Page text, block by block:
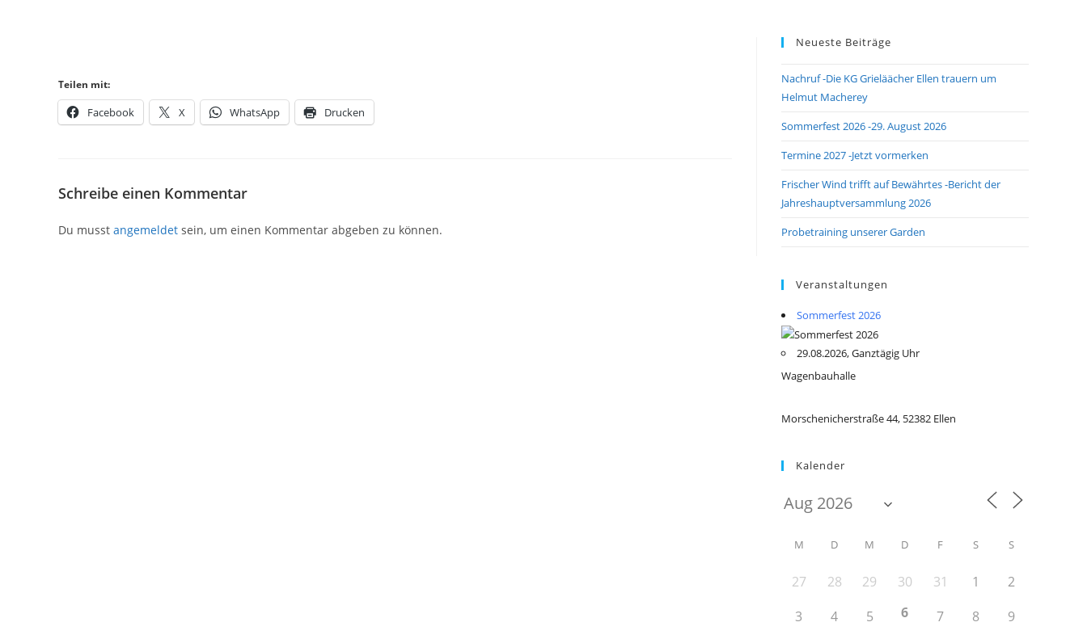
Teilen mit:
Facebook X WhatsApp Drucken
Schreibe einen Kommentar
Du musst angemeldet sein, um einen Kommentar abgeben zu können.
Neueste Beiträge
Nachruf -Die KG Grieläächer Ellen trauern um
Helmut Macherey
Sommerfest 2026 -29. August 2026
Termine 2027 -Jetzt vormerken
Frischer Wind trifft auf Bewährtes -Bericht der
Jahreshauptversammlung 2026
Probetraining unserer Garden
Veranstaltungen
Sommerfest 2026
29.08.2026, Ganztägig Uhr
Wagenbauhalle
Morschenicherstraße 44, 52382 Ellen
Kalender
M D M D F S S
27 28 29 30 31 1
2
3
4 5 6 7 8
9